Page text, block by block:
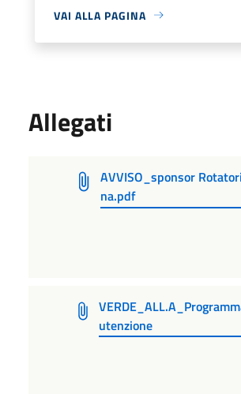
VAI ALLA PAGINA
Allegati
AVVISO_sponsor
na.pdf
utenzione